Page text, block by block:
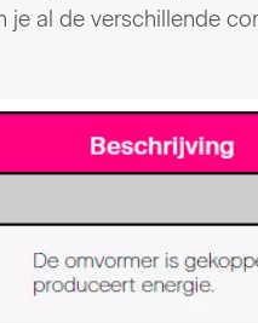
je al de verschillende